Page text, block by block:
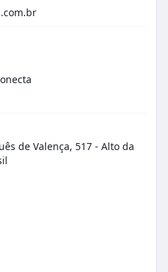
de Valença, 517 - Alto da